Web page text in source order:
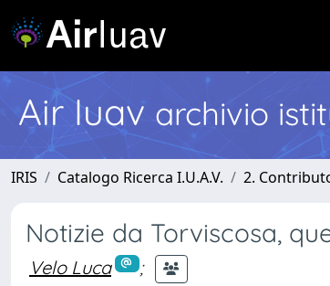
Air Iuav archivio
IRIS Catalogo Ricerca I.U.A.V. 2.
Notizie da Torviscosa,
Velo Luca
;